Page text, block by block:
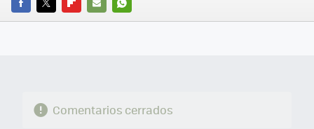
FACEBOOK
TWITTERFLIPBOARD
E-
WHATSAPP
Comentarios cerrados